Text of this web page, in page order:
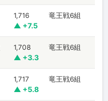
1,716
▲ +7.5
竜王戦6組
1,708
▲ +3.3
竜王戦6組
1,717
▲ +5.8
竜王戦6組